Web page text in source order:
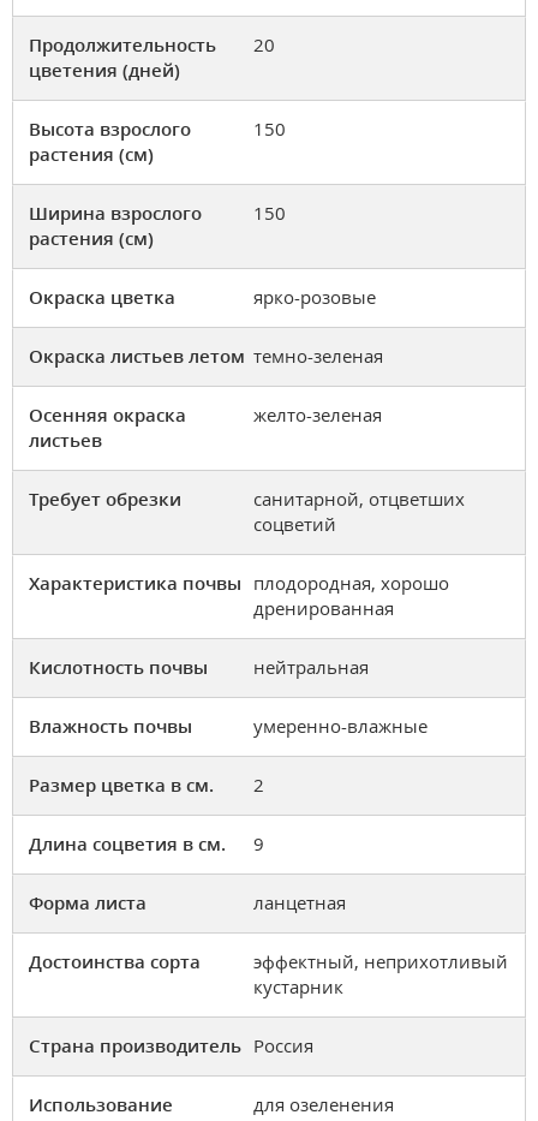
Продолжительность
цветения (дней)
20
Высота взрослого
растения (см)
150
Ширина взрослого
растения (см)
150
Окраска цветка ярко-розовые
Окраска листьев летом темно-зеленая
Осенняя окраска
листьев
желто-зеленая
Требует обрезки
санитарной, отцветших
соцветий
Характеристика почвы плодородная, хорошо
дренированная
Кислотность почвы нейтральная
Влажность почвы умеренно-влажные
Размер цветка в см. 2
Длина соцветия в см. 9
Форма листа ланцетная
Достоинства сорта
эффектный, неприхотливый
кустарник
Страна производитель Россия
Использование для озеленения